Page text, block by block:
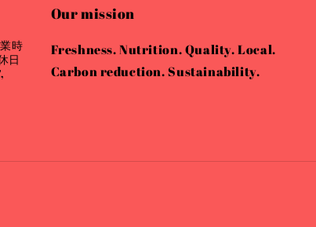
時
日
Our mission
Freshness. Nutrition. Quality. Local.
Carbon reduction. Sustainability.